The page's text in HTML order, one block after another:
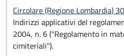
Circolare (Regione Lombardia)
Indirizzi applicativi del
2004, n. 6 ("Regolamento in
cimiteriali").